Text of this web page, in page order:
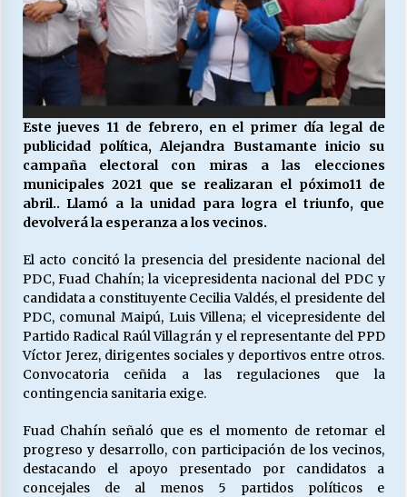
¿Qué habrían dicho?
23/06/2026
VOLVER A SER ALTERNATIVA
MUNICIPALIDADES, HONORARIOS, DESPIDOS
28/05/2026
Releyendo la Rerum Novarum a 135 años. “La
cuestión social hoy”.
16/05/2026
S.O.S. a los ricos, Save Our Souls (Salvar
Nuestras Almas)
30/04/2026
¿Asesores con doble sueldo?
18/04/2026
Este jueves 11 de febrero, en el primer día legal de
publicidad política, Alejandra Bustamante inicio su
campaña electoral con miras a las elecciones
municipales 2021 que se realizaran el póximo11 de
abril.. Llamó a la unidad para logra el triunfo, que
devolverá la esperanza a los vecinos.
El acto concitó la presencia del presidente nacional del
PDC, Fuad Chahín; la vicepresidenta nacional del PDC y
candidata a constituyente Cecilia Valdés, el presidente del
PDC, comunal Maipú, Luis Villena; el vicepresidente del
Partido Radical Raúl Villagrán y el representante del PPD
Víctor Jerez, dirigentes sociales y deportivos entre otros.
Convocatoria ceñida a las regulaciones que la
contingencia sanitaria exige.
Fuad Chahín señaló que es el momento de retomar el
progreso y desarrollo, con participación de los vecinos,
destacando el apoyo presentado por candidatos a
concejales de al menos 5 partidos políticos e